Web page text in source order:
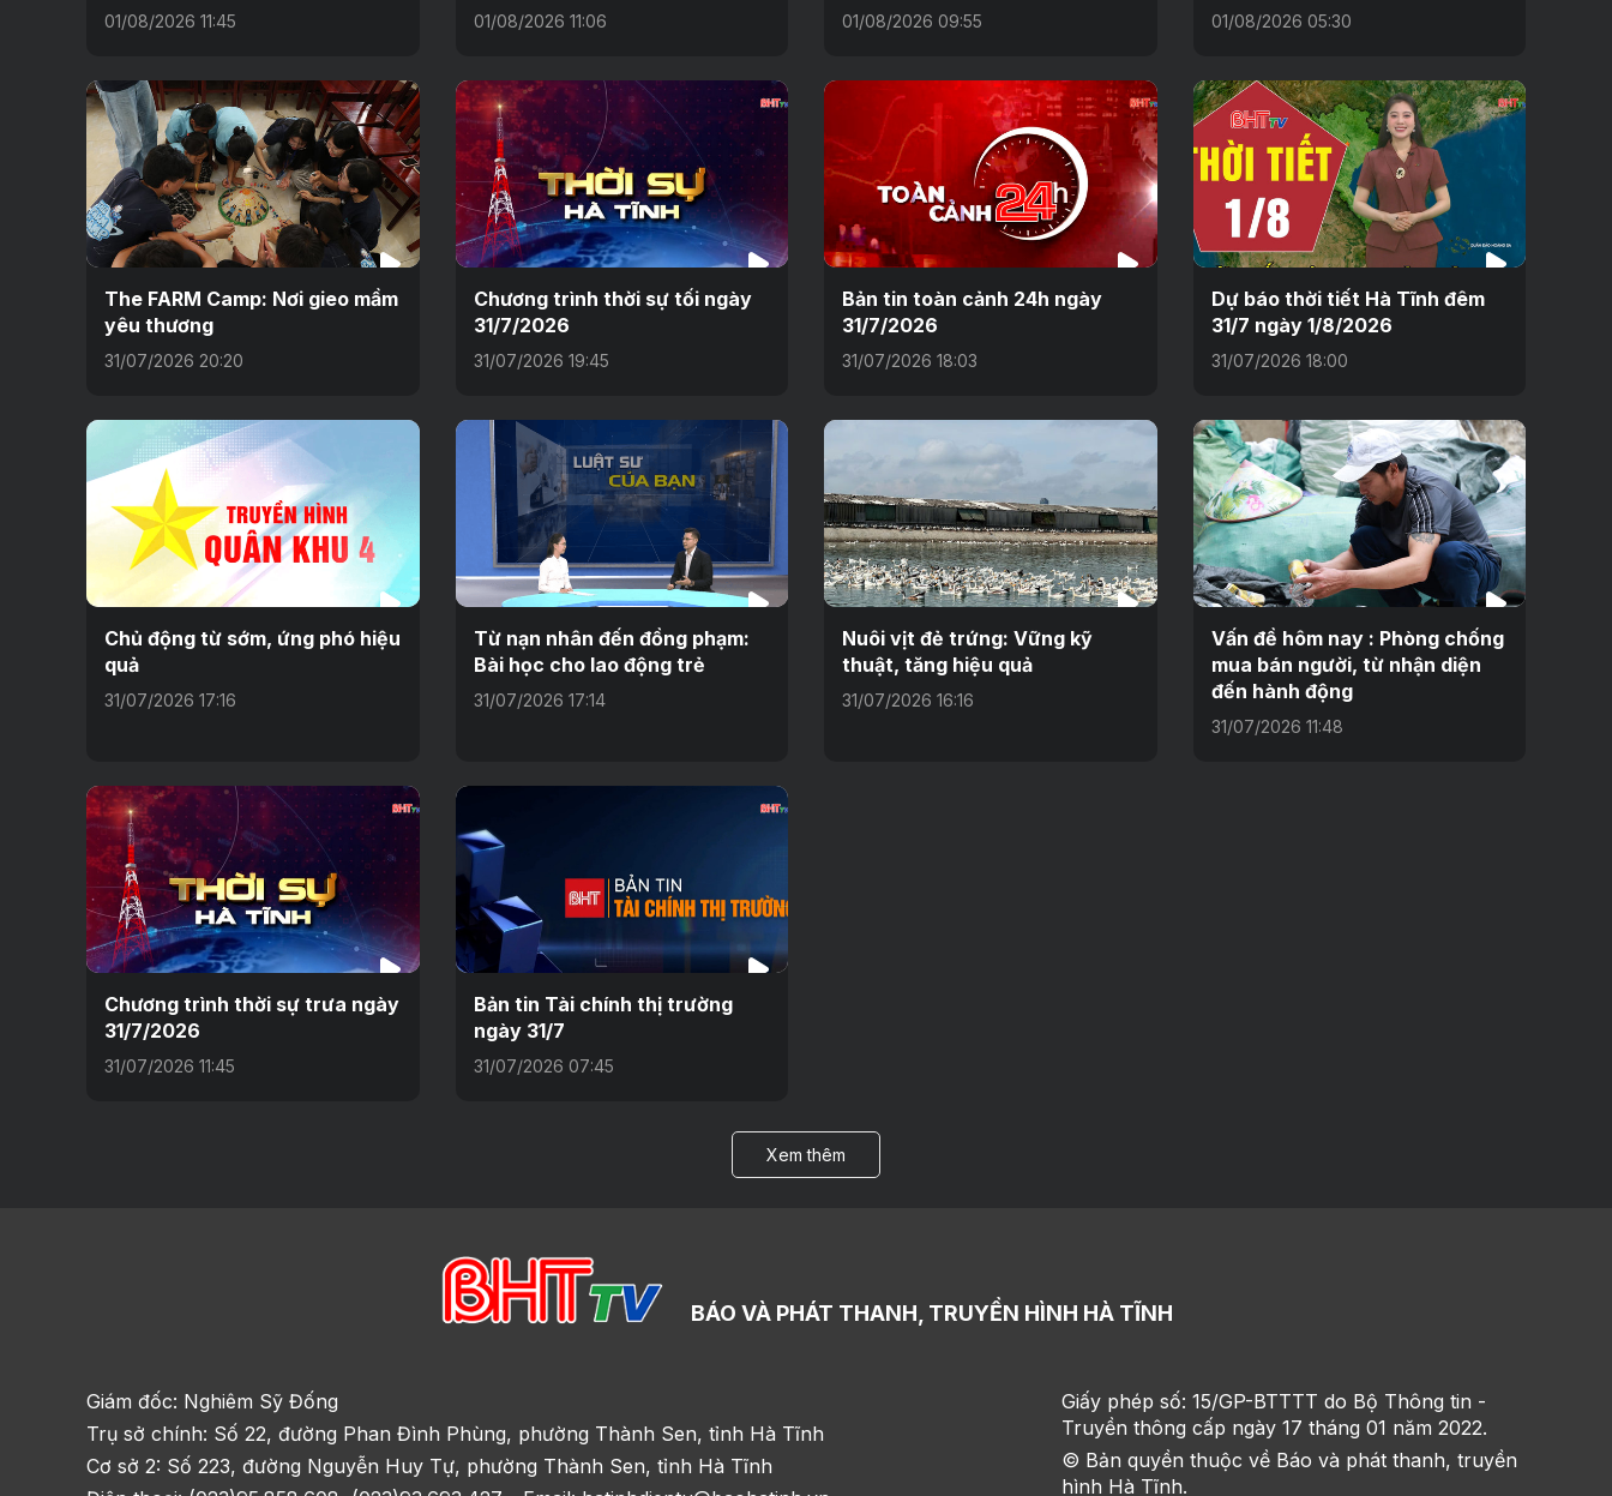
01/08/2026 11:45 01/08/2026 11:06 01/08/2026 09:55 01/08/2026 05:30
The FARM Camp: Nơi gieo mầm
yêu thương
31/07/2026 20:20
Chương trình thời sự tối ngày
31/7/2026
31/07/2026 19:45
Bản tin toàn cảnh 24h ngày
31/7/2026
31/07/2026 18:03
Dự báo thời tiết Hà Tĩnh đêm
31/7 ngày 1/8/2026
31/07/2026 18:00
Chủ động từ sớm, ứng phó hiệu
quả
31/07/2026 17:16
Từ nạn nhân đến đồng phạm:
Bài học cho lao động trẻ
31/07/2026 17:14
Nuôi vịt đẻ trứng: Vững kỹ
thuật, tăng hiệu quả
31/07/2026 16:16
Vấn đề hôm nay : Phòng chống
mua bán người, từ nhận diện
đến hành động
31/07/2026 11:48
Chương trình thời sự trưa ngày
31/7/2026
31/07/2026 11:45
Bản tin Tài chính thị trường
ngày 31/7
31/07/2026 07:45
Xem thêm
BÁO VÀ PHÁT THANH, TRUYỀN HÌNH HÀ TĨNH
Giám đốc: Nghiêm Sỹ Đống
Trụ sở chính: Số 22, đường Phan Đình Phùng, phường Thành Sen, tỉnh Hà Tĩnh
Cơ sở 2: Số 223, đường Nguyễn Huy Tự, phường Thành Sen, tỉnh Hà Tĩnh
Giấy phép số: 15/GP-BTTTT do Bộ Thông tin -
Truyền thông cấp ngày 17 tháng 01 năm 2022.
© Bản quyền thuộc về Báo và phát thanh, truyền
hình Hà Tĩnh.